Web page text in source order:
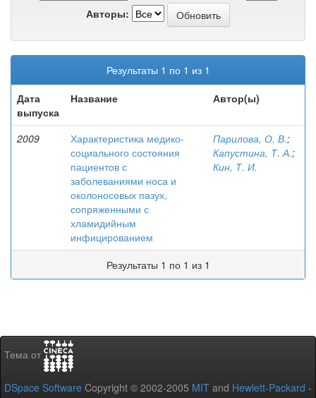
Авторы:
Результаты 1 по 1 из 1
Дата
выпуска
Название Автор(ы)
2009
Характеристика медико-
социального состояния
пациентов с
заболеваниями носа и
околоносовых пазух,
сопряженными с
хламидийным
инфицированием
Парилова, О. В.;
Капустина, Т. А.;
Кин, Т. И.
Результаты 1 по 1 из 1
Тема от
DSpace Software Copyright © 2002-2005 MIT and Hewlett-Packard -